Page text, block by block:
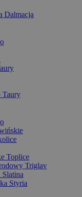
Dalmacja
Taury
Toplice
Triglav
Slatina
Styria